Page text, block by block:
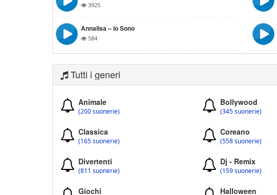
3925
Annalisa – Io Sono
584
Tutti i generi
Animale
(200 suonerie)
Bollywood
(345 suonerie)
Classica
(165 suonerie)
Coreano
(558 suonerie)
Divertenti
(811 suonerie)
Dj - Remix
(159 suonerie)
Giochi Halloween